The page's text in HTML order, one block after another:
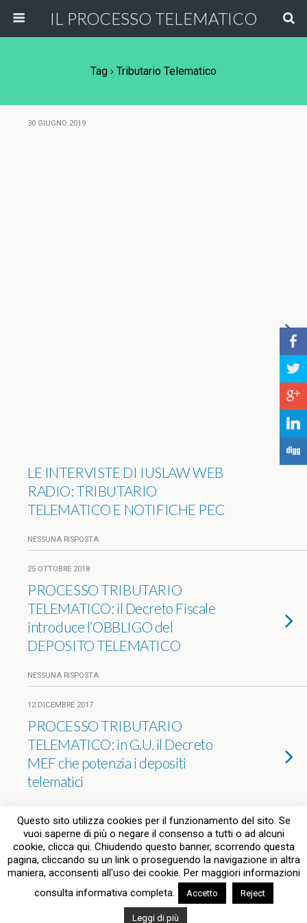
IL PROCESSO TELEMATICO
Tag › Tributario Telematico
30 GIUGNO 2019
LE INTERVISTE DI IUSLAW WEB
RADIO: TRIBUTARIO
TELEMATICO E NOTIFICHE PEC
NESSUNA RISPOSTA
25 OTTOBRE 2018
PROCESSO TRIBUTARIO
TELEMATICO: il Decreto Fiscale
introduce l’OBBLIGO del
DEPOSITO TELEMATICO
NESSUNA RISPOSTA
12 DICEMBRE 2017
PROCESSO TRIBUTARIO
TELEMATICO: in G.U. il Decreto
MEF che potenzia i depositi
telematici
Torna su
Dispositivo Portatile Pc Desktop
Questo sito utilizza cookies per il funzionamento del sito. Se
vuoi saperne di più o negare il consenso a tutti o ad alcuni
cookie, clicca qui. Chiudendo questo banner, scorrendo questa
pagina, cliccando su un link o proseguendo la navigazione in altra
maniera, acconsenti all'uso dei cookie. Per maggiori informazioni
consulta informativa completa.
Accetto Reject
Leggi di più
b
a
c
j
F